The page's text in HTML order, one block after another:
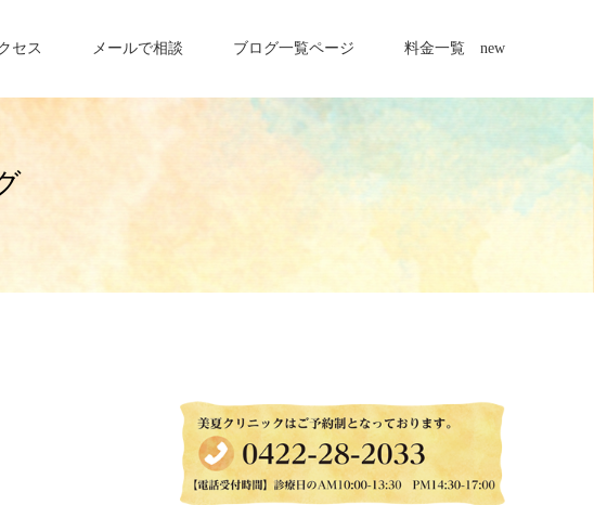
セス メールで相談 ブログ一覧ページ 料金一覧 new